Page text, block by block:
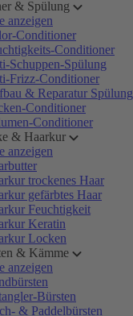
& Spülung
anzeigen
Conditioner
Conditioner
Schuppen-Spülung
Frizz-Conditioner
& Reparatur Spülung
Conditioner
Conditioner
& Haarkur
anzeigen
trockenes Haar
gefärbtes Haar
Feuchtigkeit
Keratin
Locken
& Kämme
anzeigen
Bürsten
& Paddelbürsten